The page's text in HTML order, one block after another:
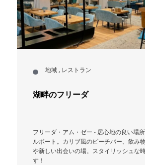
地域 , レストラン
湖畔のフリーダ
フリーダ・アム・ゼー - 居心地の良い場
ルボート。カリブ風のビーチバー、飲み
や新しい出会いの場。スタイリッシュな
す！